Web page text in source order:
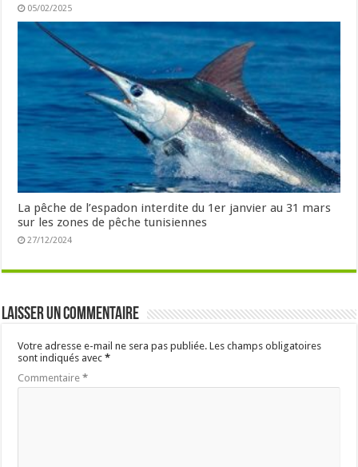
05/02/2025
La pêche de l’espadon interdite du 1er janvier au 31 mars
sur les zones de pêche tunisiennes
27/12/2024
Laisser un commentaire
Votre adresse e-mail ne sera pas publiée. Les champs obligatoires
sont indiqués avec*
Commentaire*